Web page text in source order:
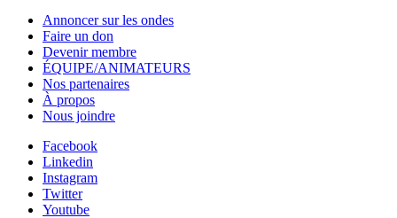
Annoncer sur les ondes
Faire un don
Devenir membre
ÉQUIPE/ANIMATEURS
Nos partenaires
À propos
Nous joindre
Facebook
Linkedin
Instagram
Twitter
Youtube